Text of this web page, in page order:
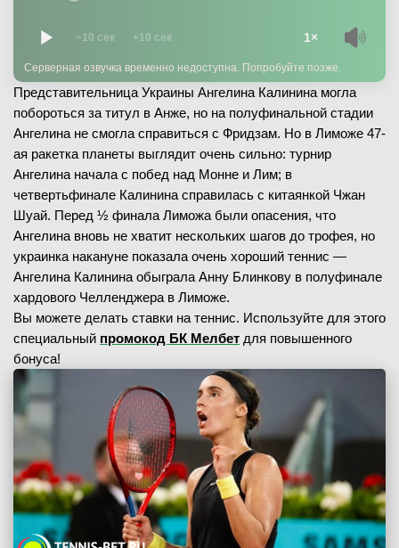
−10 сек +10 сек 1×
Серверная озвучка временно недоступна. Попробуйте позже.
Представительница Украины Ангелина Калинина могла
побороться за титул в Анже, но на полуфинальной стадии
Ангелина не смогла справиться с Фридзам. Но в Лиможе 47-
ая ракетка планеты выглядит очень сильно: турнир
Ангелина начала с побед над Монне и Лим; в
четвертьфинале Калинина справилась с китаянкой Чжан
Шуай. Перед ½ финала Лиможа были опасения, что
Ангелина вновь не хватит нескольких шагов до трофея, но
украинка накануне показала очень хороший теннис —
Ангелина Калинина обыграла Анну Блинкову в полуфинале
хардового Челленджера в Лиможе.
Вы можете делать ставки на теннис. Используйте для этого
специальный промокод БК Мелбет для повышенного
бонуса!